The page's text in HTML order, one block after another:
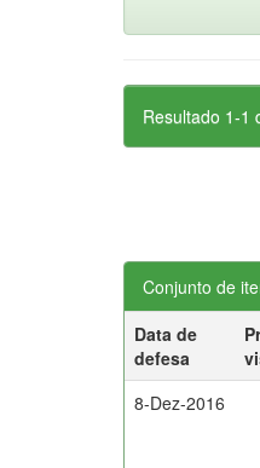
Resultado 1-1
Conjunto de
Data de
defesa
8-Dez-2016